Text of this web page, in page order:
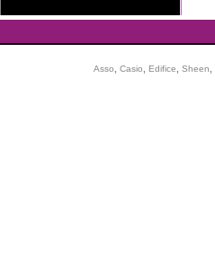
Asso
Casio Edifice Sheen